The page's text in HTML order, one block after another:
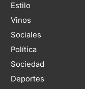
Estilo
Vinos
Sociales
Política
Sociedad
Deportes